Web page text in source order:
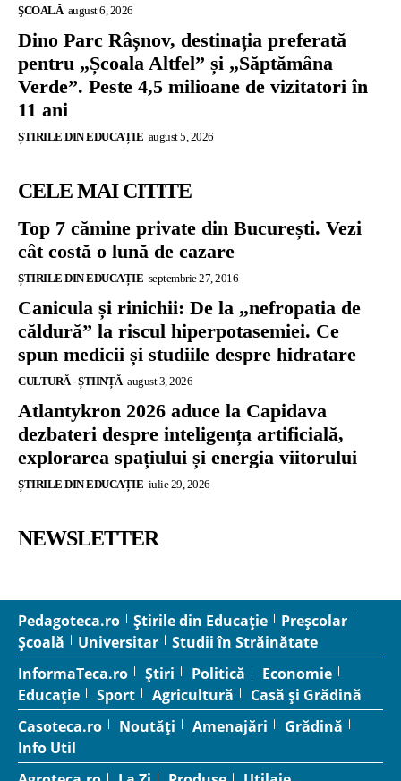
ŞCOALĂ august 6, 2026
Dino Parc Râșnov, destinația preferată
pentru „Școala Altfel” și „Săptămâna
Verde”. Peste 4,5 milioane de vizitatori în
11 ani
ȘTIRILE DIN EDUCAȚIE august 5, 2026
CELE MAI CITITE
Top 7 cămine private din București. Vezi
cât costă o lună de cazare
ȘTIRILE DIN EDUCAȚIE septembrie 27, 2016
Canicula și rinichii: De la „nefropatia de
căldură” la riscul hiperpotasemiei. Ce
spun medicii și studiile despre hidratare
CULTURĂ - ȘTIINȚĂ august 3, 2026
Atlantykron 2026 aduce la Capidava
dezbateri despre inteligența artificială,
explorarea spațiului și energia viitorului
ȘTIRILE DIN EDUCAȚIE iulie 29, 2026
NEWSLETTER
Pedagoteca.ro Știrile din Educație
Preșcolar
Școală
Universitar
Studii în Străinătate
InformaTeca.ro
Știri Politică
Economie
Educație
Sport Agricultură
Casă și Grădină
Casoteca.ro
Noutăți Amenajări
Grădină
Info Util